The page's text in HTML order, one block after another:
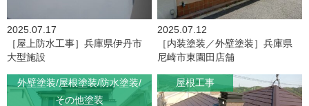
2025.07.17
［屋上防水工事］兵庫県伊丹市
大型施設
2025.07.12
［内装塗装／外壁塗装］兵庫県
尼崎市東園田店舗
外壁塗装 屋根塗装 防水塗装
その他塗装
屋根工事